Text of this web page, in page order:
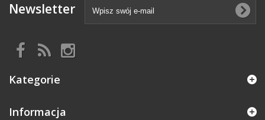
Newsletter
Kategorie
Informacja